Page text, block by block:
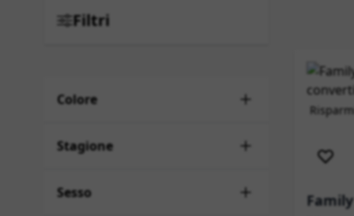
Filtri
Colore
Stagione
Sesso